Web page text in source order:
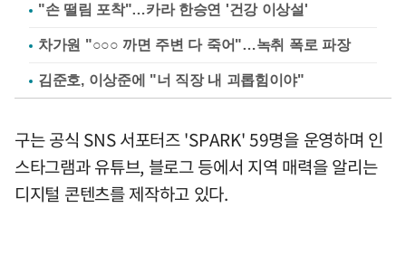
"손 떨림 포착"…카라 한승연 '건강 이상설'
차가원 "○○○ 까면 주변 다 죽어"…녹취 폭로 파장
김준호, 이상준에 "너 직장 내 괴롭힘이야"
구는 공식 SNS 서포터즈 'SPARK' 59명을 운영하며 인
스타그램과 유튜브, 블로그 등에서 지역 매력을 알리는
디지털 콘텐츠를 제작하고 있다.